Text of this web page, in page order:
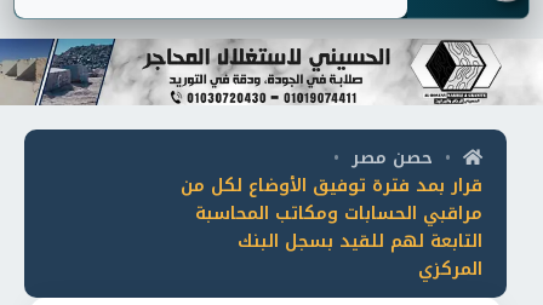
• حصن مصر •
قرار بمد فترة توفيق الأوضاع لكل من
مراقبي الحسابات ومكاتب المحاسبة
التابعة لهم للقيد بسجل البنك
المركزي